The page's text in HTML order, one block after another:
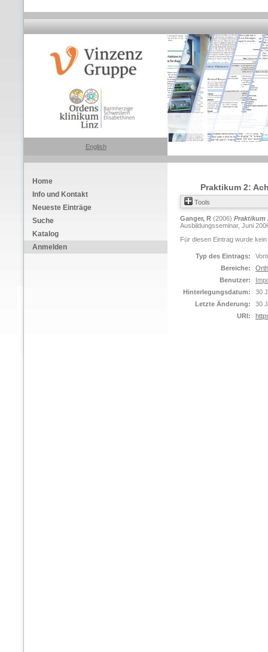
English
Home
Info und Kontakt
Neueste Einträge
Suche
Katalog
Anmelden
Praktikum 2:
Tools
Ganger, R (2006) Praktikum
Ausbildungsseminar, Juni
Für diesen Eintrag wurde
Typ des Eintrags:
Bereiche:
Benutzer:
Hinterlegungsdatum:
30
Letzte Änderung:
30
URI: